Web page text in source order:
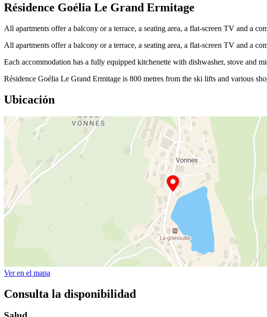
Résidence Goélia Le Grand Ermitage
All apartments offer a balcony or a terrace, a seating area, a flat-screen TV and a
All apartments offer a balcony or a terrace, a seating area, a flat-screen TV and a
Each accommodation has a fully equipped kitchenette with dishwasher, stove and
Résidence Goélia Le Grand Ermitage is 800 metres from the ski lifts and various
Ubicación
Ver en el mapa
Consulta la disponibilidad